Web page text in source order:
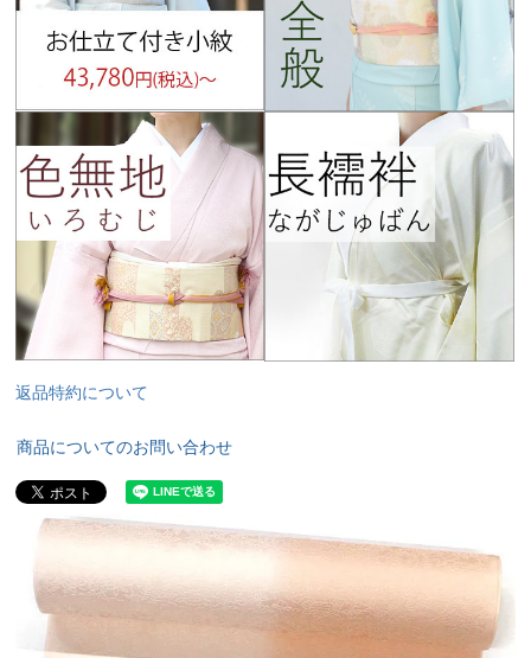
返品特約について
商品についてのお問い合わせ